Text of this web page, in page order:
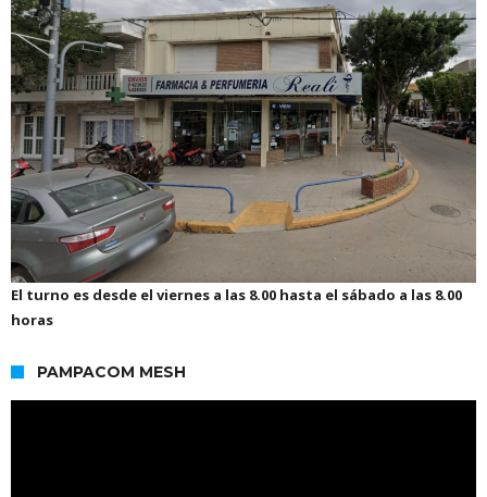
El turno es desde el viernes a las 8.00 hasta el sábado a las 8.00
horas
PAMPACOM MESH